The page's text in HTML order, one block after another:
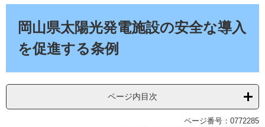
て
岡山県太陽光発電施設の安全な導入
を促進する条例
ページ内目次
ページ番号：0772285